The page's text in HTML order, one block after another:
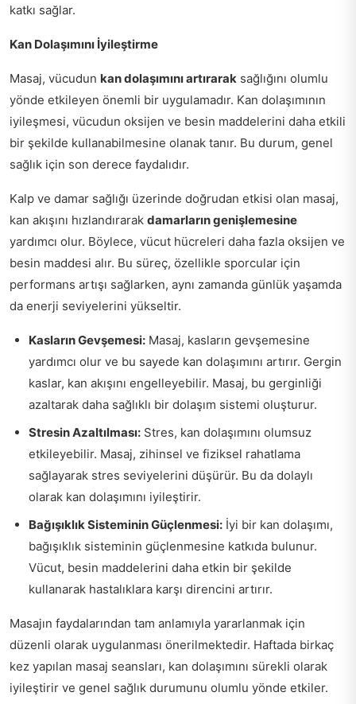
katkı sağlar.
Kan Dolaşımını İyileştirme
Masaj, vücudun kan dolaşımını artırarak sağlığını olumlu
yönde etkileyen önemli bir uygulamadır. Kan dolaşımının
iyileşmesi, vücudun oksijen ve besin maddelerini daha etkili
bir şekilde kullanabilmesine olanak tanır. Bu durum, genel
sağlık için son derece faydalıdır.
Kalp ve damar sağlığı üzerinde doğrudan etkisi olan masaj,
kan akışını hızlandırarak damarların genişlemesine
yardımcı olur. Böylece, vücut hücreleri daha fazla oksijen ve
besin maddesi alır. Bu süreç, özellikle sporcular için
performans artışı sağlarken, aynı zamanda günlük yaşamda
da enerji seviyelerini yükseltir.
Kasların Gevşemesi: Masaj, kasların gevşemesine
yardımcı olur ve bu sayede kan dolaşımını artırır. Gergin
kaslar, kan akışını engelleyebilir. Masaj, bu gerginliği
azaltarak daha sağlıklı bir dolaşım sistemi oluşturur.
Stresin Azaltılması: Stres, kan dolaşımını olumsuz
etkileyebilir. Masaj, zihinsel ve fiziksel rahatlama
sağlayarak stres seviyelerini düşürür. Bu da dolaylı
olarak kan dolaşımını iyileştirir.
Bağışıklık Sisteminin Güçlenmesi: İyi bir kan dolaşımı,
bağışıklık sisteminin güçlenmesine katkıda bulunur.
Vücut, besin maddelerini daha etkin bir şekilde
kullanarak hastalıklara karşı direncini artırır.
Masajın faydalarından tam anlamıyla yararlanmak için
düzenli olarak uygulanması önerilmektedir. Haftada birkaç
kez yapılan masaj seansları, kan dolaşımını sürekli olarak
iyileştirir ve genel sağlık durumunu olumlu yönde etkiler.